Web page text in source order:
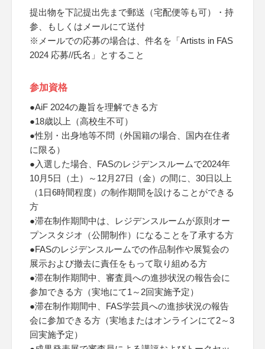
提出物を下記提出先まで郵送（宅配便等も可）・持
参、もしくはメールにて送付
※メールでの応募の場合は、件名を「Artists in FAS
2024 応募//氏名」とすること
参加資格
●AiF 2024の趣旨を理解できる方
●18歳以上（高校生不可）
●性別・出身地等不問（外国籍の場合、国内在住者
に限る）
●入選した場合、FASのレジデンスルームで2024年
10月5日（土）～12月27日（金）の間に、30日以上
（1日6時間程度）の制作期間を設けることができる
方
●滞在制作期間中は、レジデンスルームが原則オー
プンスタジオ（公開制作）になることを了承する方
●FASのレジデンスルームでの作品制作や展覧会の
展示および撤去に責任をもって取り組める方
●滞在制作期間中、審査員への進捗状況の報告会に
参加できる方（実地にて1～2回実施予定）
●滞在制作期間中、FAS学芸員への進捗状況の報告
会に参加できる方（実地またはオンラインにて2～3
回実施予定）